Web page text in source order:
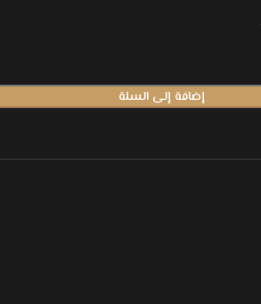
إضافة إلى السلة